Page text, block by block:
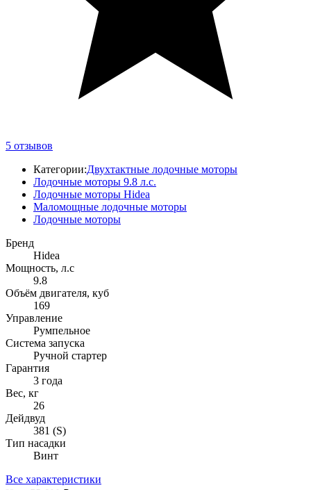
5 отзывов
Категории:Двухтактные лодочные моторы
Лодочные моторы 9.8 л.с.
Лодочные моторы Hidea
Маломощные лодочные моторы
Лодочные моторы
Бренд
Hidea
Мощность, л.с
9.8
Объём двигателя, куб
169
Управление
Румпельное
Система запуска
Ручной стартер
Гарантия
3 года
Вес, кг
26
Дейдвуд
381 (S)
Тип насадки
Винт
Все характеристики